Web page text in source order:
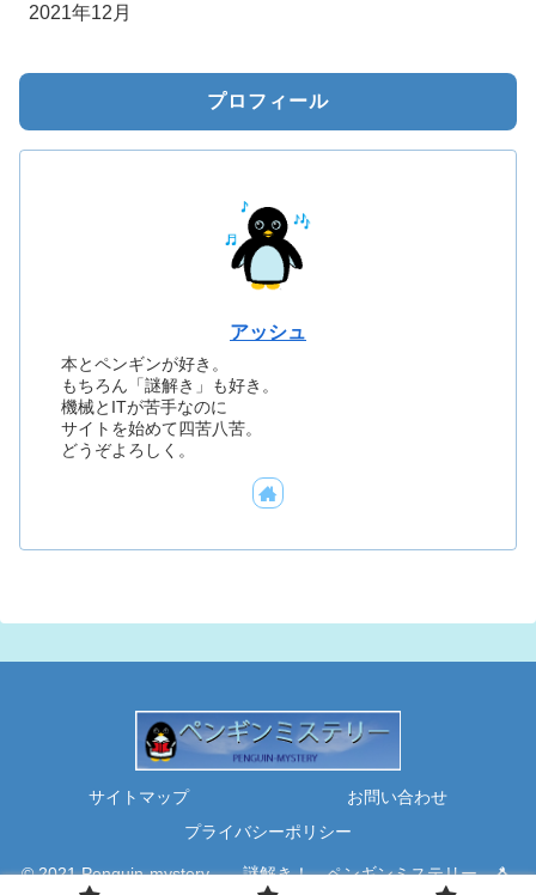
2021年12月
プロフィール
アッシュ
本とペンギンが好き。
もちろん「謎解き」も好き。
機械とITが苦手なのに
サイトを始めて四苦八苦。
どうぞよろしく。
サイトマップ
お問い合わせ
プライバシーポリシー
© 2021 Penguin-mystery 謎解き！ ペンギンミステリー 🐧.